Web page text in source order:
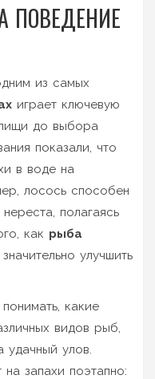
ПОВЕДЕНИЕ
из самых
играет ключевую
до выбора
показали, что
в воде на
лосось способен
полагаясь
как рыба
улучшить
какие
видов рыб,
улов.
запахи поэтапно: